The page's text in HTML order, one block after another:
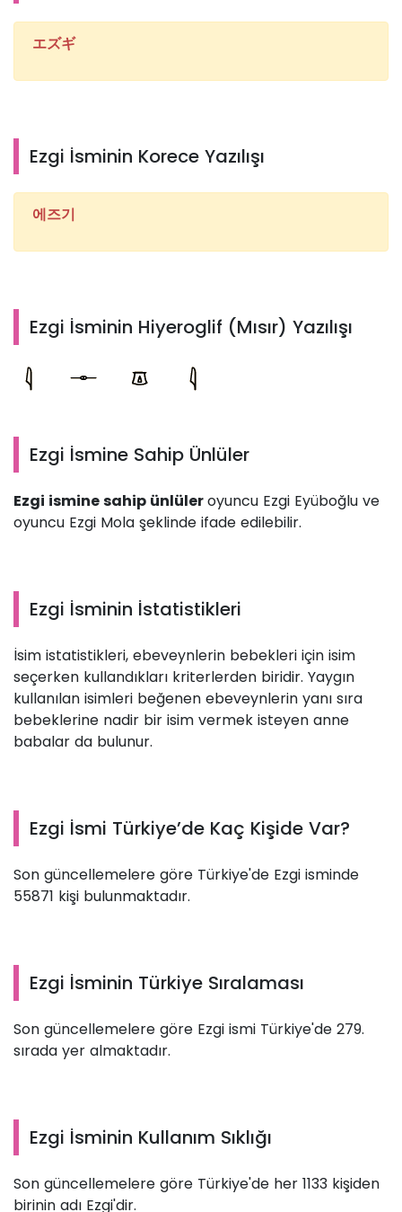
エズギ
Ezgi İsminin Korece Yazılışı
에즈기
Ezgi İsminin Hiyeroglif (Mısır) Yazılışı
Ezgi İsmine Sahip Ünlüler
Ezgi ismine sahip ünlüleroyuncu Ezgi Eyüboğlu ve
oyuncu Ezgi Mola şeklinde ifade edilebilir.
Ezgi İsminin İstatistikleri
İsim istatistikleri, ebeveynlerin bebekleri için isim
seçerken kullandıkları kriterlerden biridir. Yaygın
kullanılan isimleri beğenen ebeveynlerin yanı sıra
bebeklerine nadir bir isim vermek isteyen anne
babalar da bulunur.
Ezgi İsmi Türkiye’de Kaç Kişide Var?
Son güncellemelere göre Türkiye'de Ezgi isminde
55871 kişi bulunmaktadır.
Ezgi İsminin Türkiye Sıralaması
Son güncellemelere göre Ezgi ismi Türkiye'de 279.
sırada yer almaktadır.
Ezgi İsminin Kullanım Sıklığı
Son güncellemelere göre Türkiye'de her 1133 kişiden
birinin adı Ezgi'dir.